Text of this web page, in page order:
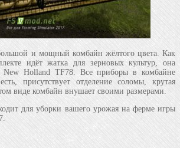
и мощный комбайн жёлтого цвета. Как
идёт жатка для зерновых культур, она
New Holland TF78. Все приборы в комбайне
присутствует отделение соломы, крутая
виде комбайн внушает своими размерами.
для уборки вашего урожая на ферме игры